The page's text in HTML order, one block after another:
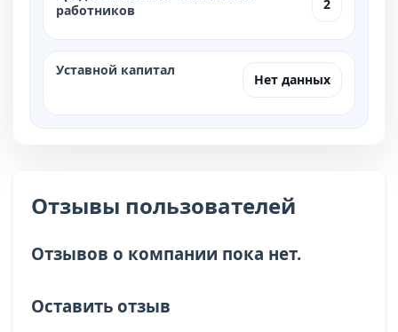
работников
2
Уставной капитал
Нет данных
Отзывы пользователей
Отзывов о компании пока нет.
Оставить отзыв